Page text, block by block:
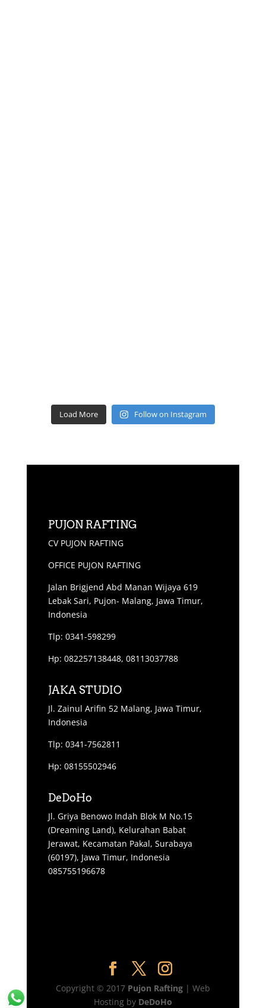
Load More Follow on Instagram
PUJON RAFTING
CV PUJON RAFTING
OFFICE PUJON RAFTING
Jalan Brigjend Abd Manan Wijaya 619
Lebak Sari, Pujon- Malang, Jawa Timur,
Indonesia
Tlp: 0341-598299
Hp: 082257138448, 08113037788
JAKA STUDIO
Jl. Zainul Arifin 52 Malang, Jawa Timur,
Indonesia
Tlp: 0341-7562811
Hp: 08155502946
DeDoHo
Jl. Griya Benowo Indah Blok M No.15
(Dreaming Land), Kelurahan Babat
Jerawat, Kecamatan Pakal, Surabaya
(60197), Jawa Timur, Indonesia
085755196678
Copyright © 2017 Pujon Rafting| Web
Hosting by DeDoHo